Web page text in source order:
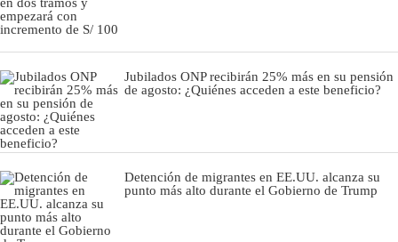
Jubilados ONP recibirán 25% más en su pensión
de agosto: ¿Quiénes acceden a este beneficio?
Detención de migrantes en EE.UU. alcanza su
punto más alto durante el Gobierno de Trump